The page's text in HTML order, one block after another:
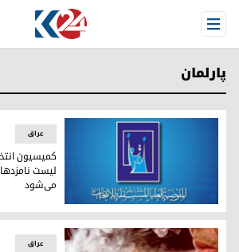
Open Menu
پارلمان
کمیسیون انتخابات عراق: دریافت لیست نامزدها از ۲۵ ماه
عراق
کمیسیون
می‌شود
عراق